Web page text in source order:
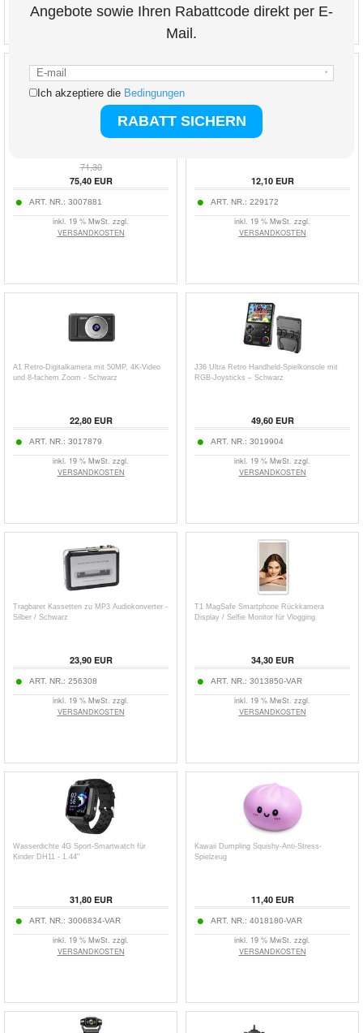
Mini Home 4K Projektor P30 mit Android 11 -
71,30
75,40EUR
ART. NR.: 3007881
inkl. 19 % MwSt. zzgl.
VERSANDKOSTEN
Wozinsky WSB1BK Wasserdichte Elektro-
Scooter Tasche - 6l - Schwarz
12,10EUR
ART. NR.: 229172
inkl. 19 % MwSt. zzgl.
VERSANDKOSTEN
A1 Retro-Digitalkamera mit 50MP, 4K-Video
und 8-fachem Zoom - Schwarz
22,80EUR
ART. NR.: 3017879
inkl. 19 % MwSt. zzgl.
VERSANDKOSTEN
J36 Ultra Retro Handheld-Spielkonsole mit
RGB-Joysticks – Schwarz
49,60EUR
ART. NR.: 3019904
inkl. 19 % MwSt. zzgl.
VERSANDKOSTEN
Tragbarer Kassetten zu MP3 Audiokonverter -
Silber / Schwarz
23,90EUR
ART. NR.: 256308
inkl. 19 % MwSt. zzgl.
VERSANDKOSTEN
T1 MagSafe Smartphone Rückkamera
Display / Selfie Monitor für Vlogging
34,30EUR
ART. NR.: 3013850-VAR
inkl. 19 % MwSt. zzgl.
VERSANDKOSTEN
Wasserdichte 4G Sport-Smartwatch für
Kinder DH11 - 1.44"
31,80EUR
ART. NR.: 3006834-VAR
inkl. 19 % MwSt. zzgl.
VERSANDKOSTEN
Kawaii Dumpling Squishy-Anti-Stress-
Spielzeug
11,40EUR
ART. NR.: 4018180-VAR
inkl. 19 % MwSt. zzgl.
VERSANDKOSTEN